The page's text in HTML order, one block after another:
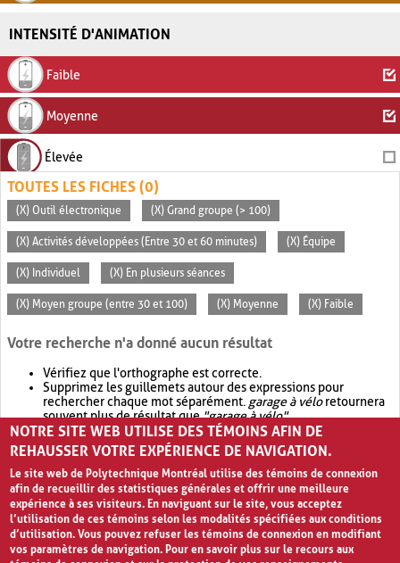
INTENSITÉ D'ANIMATION
Faible
Moyenne
Élevée
TOUTES LES FICHES (0)
(X) Outil électronique (X) Grand groupe (> 100)
(X) Activités développées (Entre 30 et 60 minutes) (X) Équipe
(X) Individuel (X) En plusieurs séances
(X) Moyen groupe (entre 30 et 100) (X) Moyenne (X) Faible
Votre recherche n'a donné aucun résultat
Vérifiez que l'orthographe est correcte.
Supprimez les guillemets autour des expressions pour
rechercher chaque mot séparément. garage à véloretournera
souvent plus de résultat que"garage à vélo".
Envisagez d'élargir votre recherche avec OR.garage OR vélo
retournera souvent plus de résultat quegarage à vélo
NOTRE SITE WEB UTILISE DES TÉMOINS AFIN DE
REHAUSSER VOTRE EXPÉRIENCE DE NAVIGATION.
Le site web de Polytechnique Montréal utilise des témoins de connexion
afin de recueillir des statistiques générales et offrir une meilleure
expérience à ses visiteurs. En naviguant sur le site, vous acceptez
l’utilisation de ces témoins selon les modalités spécifiées aux conditions
d’utilisation. Vous pouvez refuser les témoins de connexion en modifiant
vos paramètres de navigation. Pour en savoir plus sur le recours aux